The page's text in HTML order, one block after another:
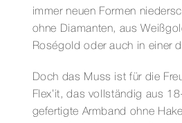
immer neuen Formen
ohne Diamanten, aus
Roségold oder auch in einer
Doch das Muss ist für die
Flex’it, das vollständig aus
gefertigte Armband ohne